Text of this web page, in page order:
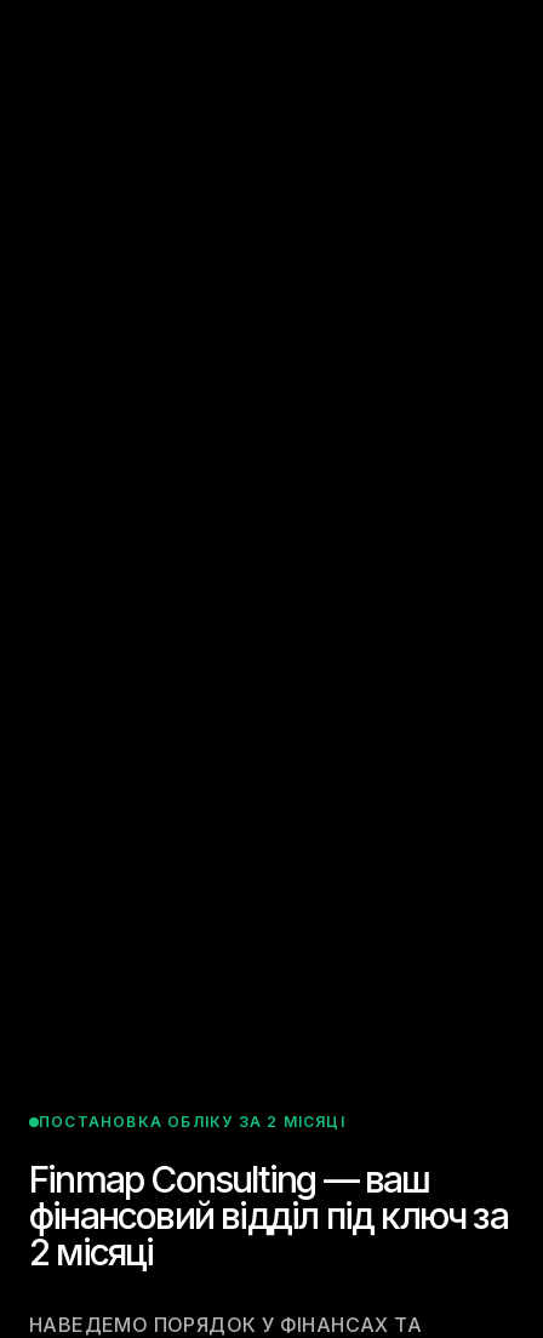
ПОСТАНОВКА ОБЛІКУ ЗА 2 МІСЯЦІ
Finmap Consulting — ваш
фінансовий відділ під ключ за
2 місяці
НАВЕДЕМО ПОРЯДОК У ФІНАНСАХ ТА